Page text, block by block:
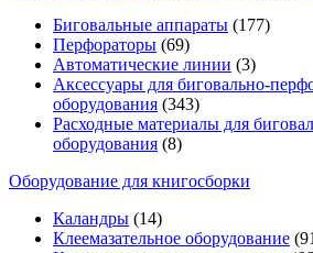
Биговальные аппараты (177)
Перфораторы (69)
Автоматические линии (3)
Аксессуары для биговально-
оборудования (343)
Расходные материалы для
оборудования (8)
Оборудование для книгосборки
Каландры (14)
Клеемазательное оборудование